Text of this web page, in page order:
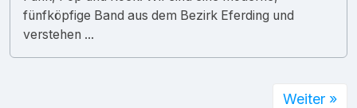
fünfköpfige Band aus dem Bezirk Eferding und
verstehen ...
Weiter »